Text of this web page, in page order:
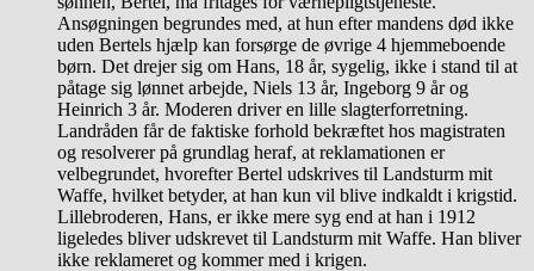
Ansøgningen begrundes med, at hun efter mandens død ikke
uden Bertels hjælp kan forsørge de øvrige 4 hjemmeboende
børn. Det drejer sig om Hans, 18 år, sygelig, ikke i stand til at
påtage sig lønnet arbejde, Niels 13 år, Ingeborg 9 år og
Heinrich 3 år. Moderen driver en lille slagterforretning.
Landråden får de faktiske forhold bekræftet hos magistraten
og resolverer på grundlag heraf, at reklamationen er
velbegrundet, hvorefter Bertel udskrives til Landsturm mit
Waffe, hvilket betyder, at han kun vil blive indkaldt i krigstid.
Lillebroderen, Hans, er ikke mere syg end at han i 1912
ligeledes bliver udskrevet til Landsturm mit Waffe. Han bliver
ikke reklameret og kommer med i krigen.